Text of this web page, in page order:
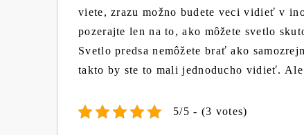
viete, zrazu možno budete veci vidieť v
pozerajte len na to, ako môžete svetlo
Svetlo predsa nemôžete brať ako
takto by ste to mali jednoducho vidieť.
5/5 - (3 votes)